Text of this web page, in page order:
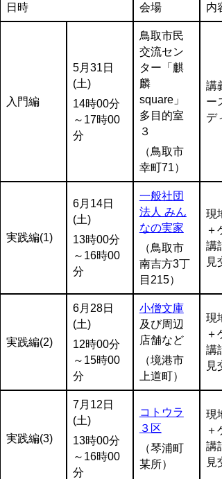
日時 会場 内容
入門編
5月31日
(土)
14時00分
～17時00
分
鳥取市民
交流セン
ター「麒
麟
square」
多目的室
３
（鳥取市
幸町71）
講
ー
ディ
実践編(1)
6月14日
(土)
13時00分
～16時00
分
一般社団
法人 みん
なの実家
（鳥取市
南吉方3丁
目215）
現
＋
講
見
実践編(2)
6月28日
(土)
12時00分
～15時00
分
小僧文庫
及び周辺
店舗など
（境港市
上道町）
現
＋
講
見
実践編(3)
7月12日
(土)
13時00分
～16時00
分
コトウラ
３区
（琴浦町
某所）
現
＋
講
見